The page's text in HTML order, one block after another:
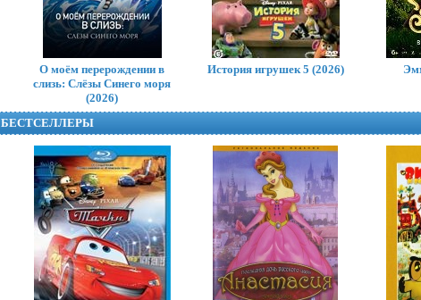
ЛЕГО Фильм-2
The Lego Movie 2: The Second
О моём перерождении в
слизь: Слёзы Синего моря
(2026)
История игрушек 5 (2026)
БЕСТСЕЛЛЕРЫ